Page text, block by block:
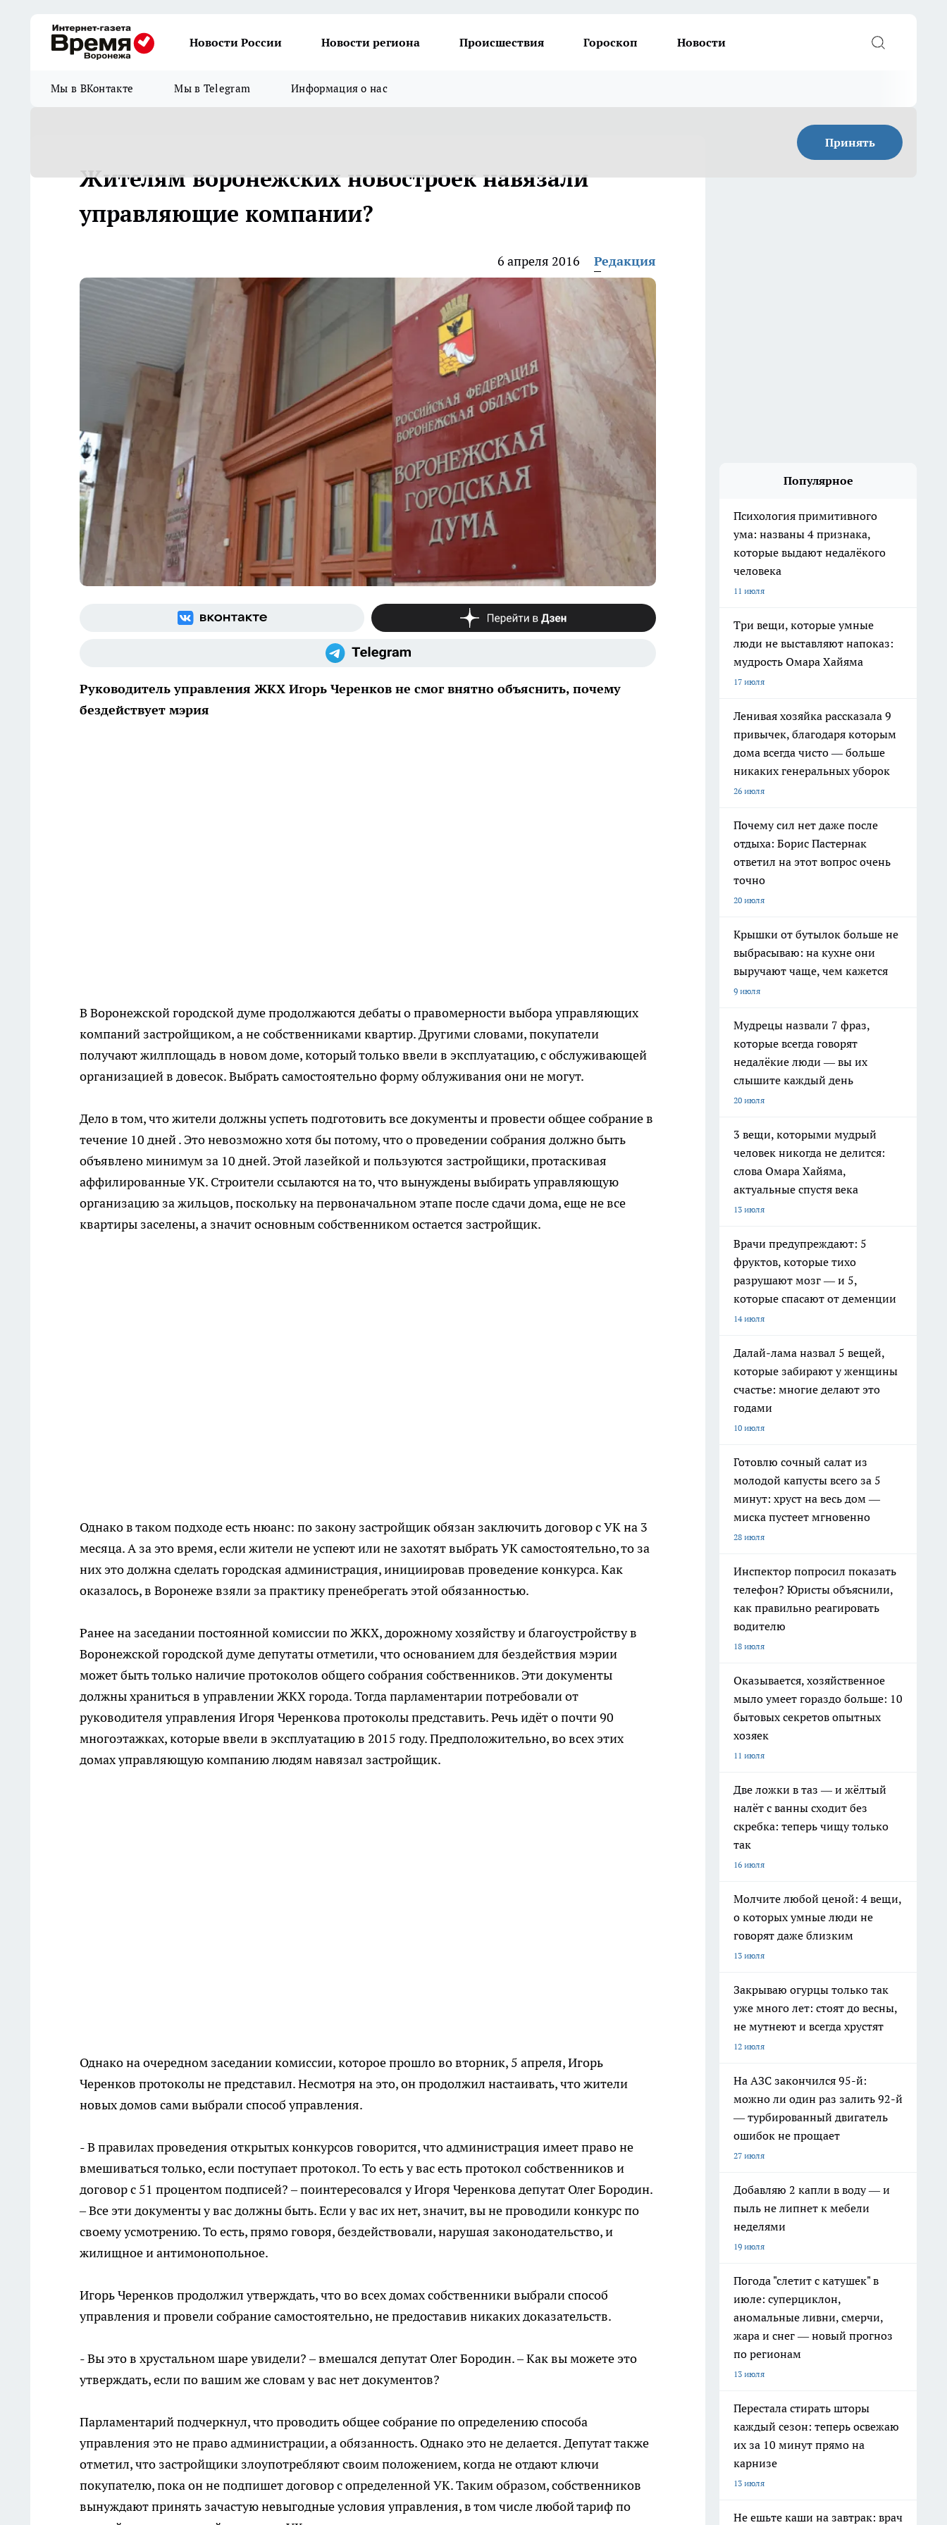
Новости России Новости региона Происшествия Гороскоп Новости
Мы в ВКонтакте Мы в Telegram Информация о нас
Принять
Жителям воронежских новостроек навязали
управляющие компании?
6 апреля 2016 Редакция
Руководитель управления ЖКХ Игорь Черенков не смог внятно объяснить, почему
бездействует мэрия
В Воронежской городской думе продолжаются дебаты о правомерности выбора управляющих
компаний застройщиком, а не собственниками квартир. Другими словами, покупатели
получают жилплощадь в новом доме, который только ввели в эксплуатацию, с обслуживающей
организацией в довесок. Выбрать самостоятельно форму облуживания они не могут.
Дело в том, что жители должны успеть подготовить все документы и провести общее собрание в
течение 10 дней . Это невозможно хотя бы потому, что о проведении собрания должно быть
объявлено минимум за 10 дней. Этой лазейкой и пользуются застройщики, протаскивая
аффилированные УК. Строители ссылаются на то, что вынуждены выбирать управляющую
организацию за жильцов, поскольку на первоначальном этапе после сдачи дома, еще не все
квартиры заселены, а значит основным собственником остается застройщик.
Однако в таком подходе есть нюанс: по закону застройщик обязан заключить договор с УК на 3
месяца. А за это время, если жители не успеют или не захотят выбрать УК самостоятельно, то за
них это должна сделать городская администрация, инициировав проведение конкурса. Как
оказалось, в Воронеже взяли за практику пренебрегать этой обязанностью.
Ранее на заседании постоянной комиссии по ЖКХ, дорожному хозяйству и благоустройству в
Воронежской городской думе депутаты отметили, что основанием для бездействия мэрии
может быть только наличие протоколов общего собрания собственников. Эти документы
должны храниться в управлении ЖКХ города. Тогда парламентарии потребовали от
руководителя управления Игоря Черенкова протоколы представить. Речь идёт о почти 90
многоэтажках, которые ввели в эксплуатацию в 2015 году. Предположительно, во всех этих
домах управляющую компанию людям навязал застройщик.
Однако на очередном заседании комиссии, которое прошло во вторник, 5 апреля, Игорь
Черенков протоколы не представил. Несмотря на это, он продолжил настаивать, что жители
новых домов сами выбрали способ управления.
- В правилах проведения открытых конкурсов говорится, что администрация имеет право не
вмешиваться только, если поступает протокол. То есть у вас есть протокол собственников и
договор с 51 процентом подписей? – поинтересовался у Игоря Черенкова депутат Олег Бородин.
– Все эти документы у вас должны быть. Если у вас их нет, значит, вы не проводили конкурс по
своему усмотрению. То есть, прямо говоря, бездействовали, нарушая законодательство, и
жилищное и антимонопольное.
Игорь Черенков продолжил утверждать, что во всех домах собственники выбрали способ
управления и провели собрание самостоятельно, не предоставив никаких доказательств.
- Вы это в хрустальном шаре увидели? – вмешался депутат Олег Бородин. – Как вы можете это
утверждать, если по вашим же словам у вас нет документов?
Парламентарий подчеркнул, что проводить общее собрание по определению способа
управления это не право администрации, а обязанность. Однако это не делается. Депутат также
отметил, что застройщики злоупотребляют своим положением, когда не отдают ключи
покупателю, пока он не подпишет договор с определенной УК. Таким образом, собственников
вынуждают принять зачастую невыгодные условия управления, в том числе любой тариф по
Популярное
Психология примитивного
ума: названы 4 признака,
которые выдают недалёкого
человека
11 июля
Три вещи, которые умные
люди не выставляют напоказ:
мудрость Омара Хайяма
17 июля
Ленивая хозяйка рассказала 9
привычек, благодаря которым
дома всегда чисто — больше
никаких генеральных уборок
26 июля
Почему сил нет даже после
отдыха: Борис Пастернак
ответил на этот вопрос очень
точно
20 июля
Крышки от бутылок больше не
выбрасываю: на кухне они
выручают чаще, чем кажется
9 июля
Мудрецы назвали 7 фраз,
которые всегда говорят
недалёкие люди — вы их
слышите каждый день
20 июля
3 вещи, которыми мудрый
человек никогда не делится:
слова Омара Хайяма,
актуальные спустя века
13 июля
Врачи предупреждают: 5
фруктов, которые тихо
разрушают мозг — и 5,
которые спасают от деменции
14 июля
Далай-лама назвал 5 вещей,
которые забирают у женщины
счастье: многие делают это
годами
10 июля
Готовлю сочный салат из
молодой капусты всего за 5
минут: хруст на весь дом —
миска пустеет мгновенно
28 июля
Инспектор попросил показать
телефон? Юристы объяснили,
как правильно реагировать
водителю
18 июля
Оказывается, хозяйственное
мыло умеет гораздо больше: 10
бытовых секретов опытных
хозяек
11 июля
Две ложки в таз — и жёлтый
налёт с ванны сходит без
скребка: теперь чищу только
так
16 июля
Молчите любой ценой: 4 вещи,
о которых умные люди не
говорят даже близким
13 июля
Закрываю огурцы только так
уже много лет: стоят до весны,
не мутнеют и всегда хрустят
12 июля
На АЗС закончился 95-й:
можно ли один раз залить 92-й
— турбированный двигатель
ошибок не прощает
27 июля
Добавляю 2 капли в воду — и
пыль не липнет к мебели
неделями
19 июля
Погода "слетит с катушек" в
июле: суперциклон,
аномальные ливни, смерчи,
жара и снег — новый прогноз
по регионам
13 июля
Перестала стирать шторы
каждый сезон: теперь освежаю
их за 10 минут прямо на
карнизе
13 июля
Не ешьте каши на завтрак: врач